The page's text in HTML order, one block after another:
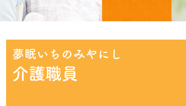
夢眠いちのみやにし
介護職員